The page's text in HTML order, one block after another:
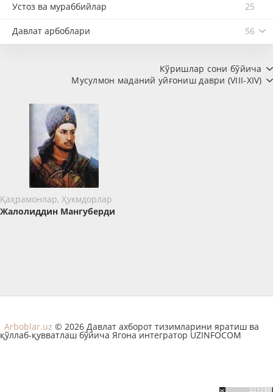
Устоз ва мураббийлар 25
Давлат арбоблари 56
Кўришлар сони бўйича
Мусулмон маданий уйғониш даври (VIII-XIV)
Қаҳрамонлар, Ҳукмдорлар
Жалолиддин Мангуберди
Arboblar.uz © 2026 Давлат ахборот тизимларини яратиш ва
қўллаб-қувватлаш бўйича Ягона интегратор UZINFOCOM